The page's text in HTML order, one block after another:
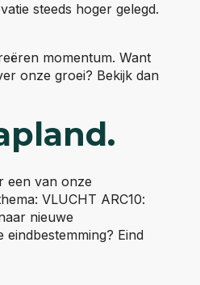
steeds hoger gelegd.
momentum. Want
onze groei? Bekijk dan
een van onze
VLUCHT ARC10:
nieuwe
Eind